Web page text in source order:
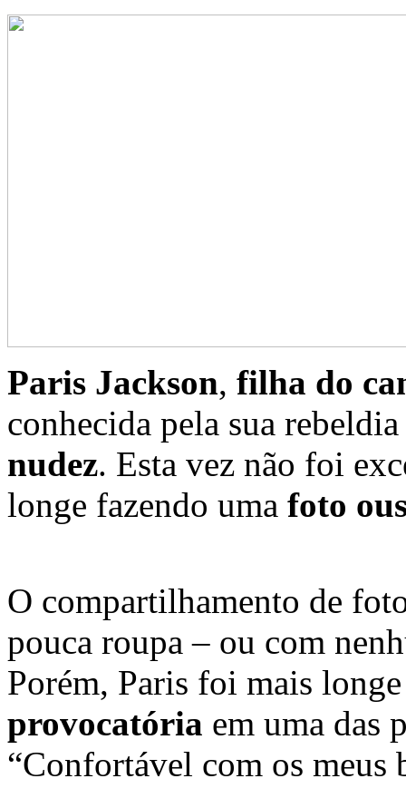
Paris Jackson, filha do
conhecida pela sua
nudez. Esta vez não foi
longe fazendo uma foto
O compartilhamento de
pouca roupa – ou com
Porém, Paris foi mais
provocatória em uma das
“Confortável com os